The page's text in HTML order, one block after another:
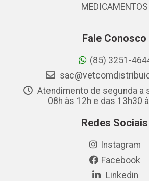
MEDICAMENTOS
Fale Conosco
(85) 3251-
Atendimento de segunda a
08h às 12h e das 13h30
Redes Sociais
Instagram
Facebook
Linkedin